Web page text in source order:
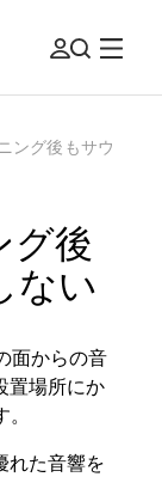
ング後もサウ
グ後
ない
面からの音
置場所にか
れた音響を